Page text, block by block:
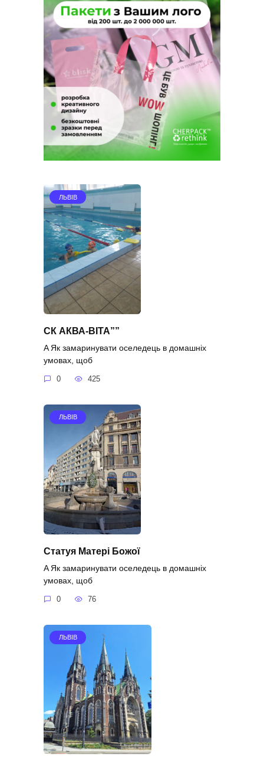
ЛЬВІВ
СК АКВА-ВІТА””
A Як замаринувати оселедець в домашніх
умовах, щоб
0 425
ЛЬВІВ
Статуя Матері Божої
A Як замаринувати оселедець в домашніх
умовах, щоб
0 76
ЛЬВІВ